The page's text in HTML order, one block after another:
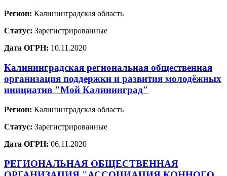
Регион: Калининградская область
Статус: Зарегистрированные
Дата ОГРН: 10.11.2020
Калининградская региональная общественная
организация поддержки и развития молодёжных
инициатив "Мой Калининград"
Регион: Калининградская область
Статус: Зарегистрированные
Дата ОГРН: 06.11.2020
РЕГИОНАЛЬНАЯ ОБЩЕСТВЕННАЯ